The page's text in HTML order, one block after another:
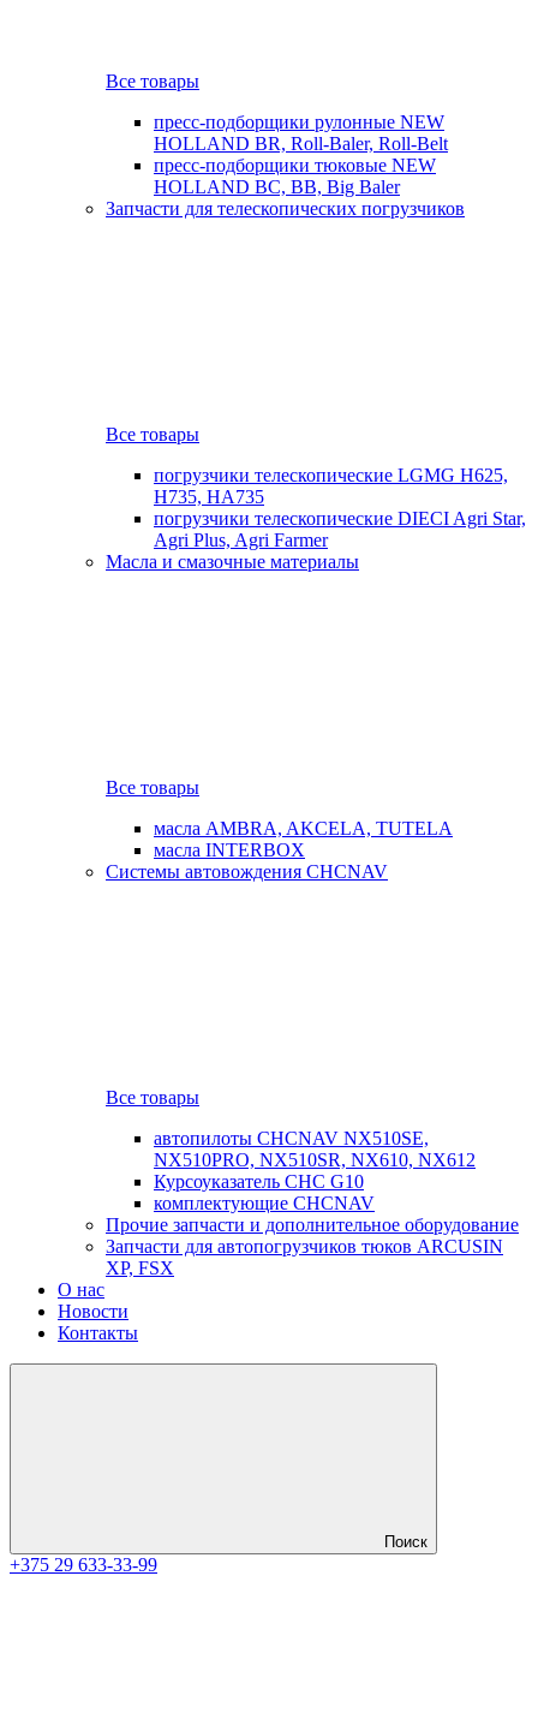
Все товары
пресс-подборщики рулонные NEW
HOLLAND BR, Roll-Baler, Roll-Belt
пресс-подборщики тюковые NEW
HOLLAND BC, BB, Big Baler
Запчасти для телескопических погрузчиков
Все товары
погрузчики телескопические LGMG H625,
H735, HA735
погрузчики телескопические DIECI Agri Star,
Agri Plus, Agri Farmer
Масла и смазочные материалы
Все товары
масла AMBRA, AKCELA, TUTELA
масла INTERBOX
Системы автовождения CHCNAV
Все товары
автопилоты CHCNAV NX510SE,
NX510PRO, NX510SR, NX610, NX612
Курсоуказатель CHC G10
комплектующие CHCNAV
Прочие запчасти и дополнительное оборудование
Запчасти для автопогрузчиков тюков ARCUSIN
XP, FSX
О нас
Новости
Контакты
Поиск
+375 29 633-33-99